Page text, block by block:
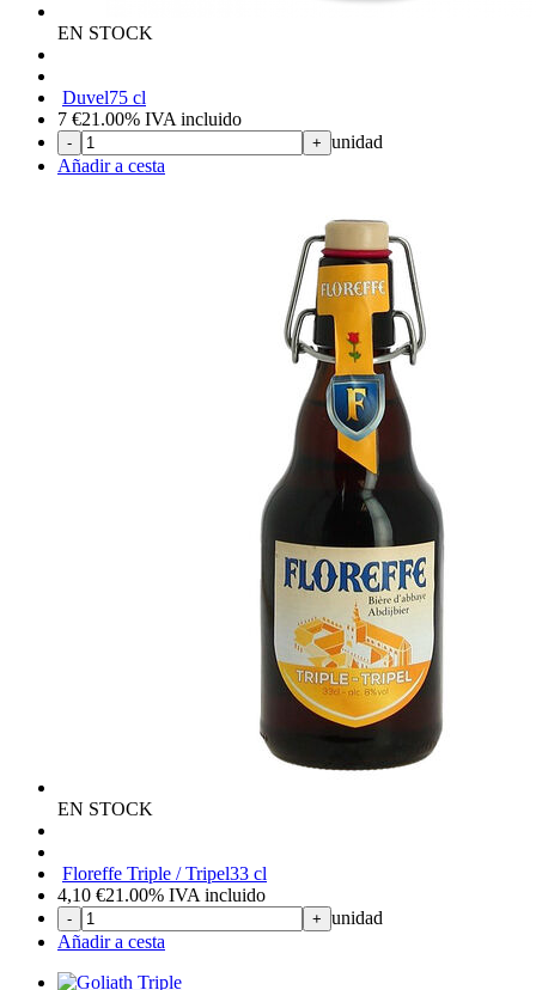
EN STOCK
Duvel75 cl
7 €21.00% IVA incluido
- + unidad
Añadir a cesta
EN STOCK
Floreffe Triple / Tripel33 cl
4,10 €21.00% IVA incluido
- + unidad
Añadir a cesta